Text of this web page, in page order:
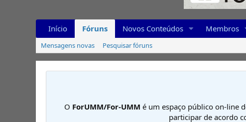
Início Fóruns Novos Conteúdos Membros
Mensagens novas Pesquisar fóruns
O ForUMM/For-UMM é um espaço público on-line
participar de acordo